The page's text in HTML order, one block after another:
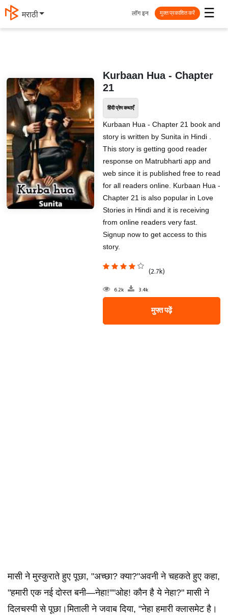
मराठी ☰
लॉग इन मुक्त प्रकाशित करें
Kurbaan Hua - Chapter
21
हिंदी प्रेम कथाएँ
Kurbaan Hua - Chapter 21 book and
story is written by Sunita in Hindi .
This story is getting good reader
response on Matrubharti app and
web since it is published free to read
for all readers online. Kurbaan Hua -
Chapter 21 is also popular in Love
Stories in Hindi and it is receiving
from online readers very fast.
Signup now to get access to this
story.
(2.7k)
6.2k 3.4k
मुफ्त पढ़ें
मासी ने मुस्कुराते हुए पूछा, "अच्छा? क्या?"अवनी ने चहकते हुए कहा,
"हमारी एक नई दोस्त बनी—नेहा!""ओह! कौन है ये नेहा?" मासी ने
दिलचस्पी से पूछा।मिताली ने जवाब दिया, "नेहा हमारी क्लासमेट है।